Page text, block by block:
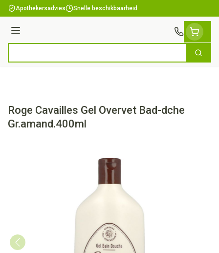
Ga naar de inhoud
Apothekersadvies Snelle beschikbaarheid
Menu
Zoek
Roge Cavailles Gel Overvet Bad-dche
Gr.amand.400ml